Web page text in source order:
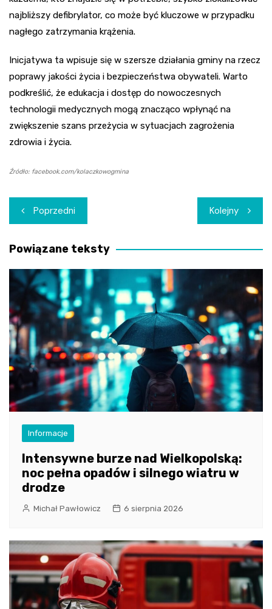
najbliższy defibrylator, co może być kluczowe w przypadku
nagłego zatrzymania krążenia.
Inicjatywa ta wpisuje się w szersze działania gminy na rzecz
poprawy jakości życia i bezpieczeństwa obywateli. Warto
podkreślić, że edukacja i dostęp do nowoczesnych
technologii medycznych mogą znacząco wpłynąć na
zwiększenie szans przeżycia w sytuacjach zagrożenia
zdrowia i życia.
Źródło: facebook.com/kolaczkowogmina
Nawigacja
wpisu
Poprzedni Kolejny
Powiązane teksty
Informacje
Intensywne burze nad Wielkopolską:
noc pełna opadów i silnego wiatru w
drodze
Michał Pawłowicz 6 sierpnia 2026